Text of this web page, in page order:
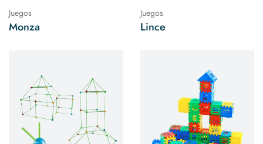
Juegos
Monza
Juegos
Lince